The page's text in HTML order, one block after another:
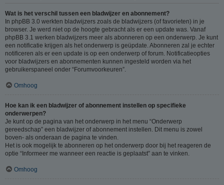
Wat is het verschil tussen een bladwijzer en abonnement?
In phpBB 3.0 werkten bladwijzers zoals de bladwijzers (of favorieten) in je
browser. Je werd niet op de hoogte gebracht als er een update was. Vanaf
phpBB 3.1 werken bladwijzers meer als abonneren op een onderwerp. Je kunt
een notificatie krijgen als het onderwerp is geüpdate. Abonneren zal je echter
notificeren als er een update is op een onderwerp of forum. Notificatieopties
voor bladwijzers en abonnementen kunnen ingesteld worden via het
gebruikerspaneel onder “Forumvoorkeuren”.
Omhoog
Hoe kan ik een bladwijzer of abonnement instellen op specifieke
onderwerpen?
Je kunt op de pagina van het onderwerp in het menu “Onderwerp
gereedschap” een bladwijzer of abonnement instellen. Dit menu is zowel
boven- als onderaan de pagina te vinden.
Het is ook mogelijk te abonneren op het onderwerp door bij het reageren de
optie “Informeer me wanneer een reactie is geplaatst” aan te vinken.
Omhoog